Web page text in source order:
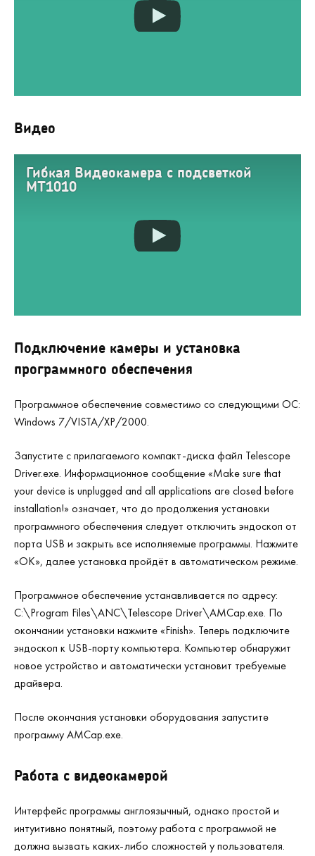
Видео
Гибкая Видеокамера с подсветкой
MT1010
Подключение камеры и установка
программного обеспечения
Программное обеспечение совместимо со следующими ОС:
Windows 7/VISTA/XP/2000.
Запустите c прилагаемого компакт-диска файл Telescope
Driver.exe. Информационное сообщение «Make sure that
your device is unplugged and all applications are closed before
installation!» означает, что до продолжения установки
программного обеспечения следует отключить эндоскоп от
порта USB и закрыть все исполняемые программы. Нажмите
«ОК», далее установка пройдёт в автоматическом режиме.
Программное обеспечение устанавливается по адресу:
C:\Program Files\ANC\Telescope Driver\AMCap.exe. По
окончании установки нажмите «Finish». Теперь подключите
эндоскоп к USB-порту компьютера. Компьютер обнаружит
новое устройство и автоматически установит требуемые
драйвера.
После окончания установки оборудования запустите
программу AMCap.exe.
Работа с видеокамерой
Интерфейс программы англоязычный, однако простой и
интуитивно понятный, поэтому работа с программой не
должна вызвать каких-либо сложностей у пользователя.